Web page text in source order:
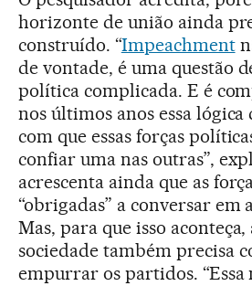
horizonte de união ainda
construído. “Impeachment
de vontade, é uma questão
política complicada. E é
nos últimos anos essa lógica
com que essas forças
confiar uma nas outras”,
acrescenta ainda que as
“obrigadas” a conversar
Mas, para que isso aconteça,
sociedade também precisa
empurrar os partidos. “Essa